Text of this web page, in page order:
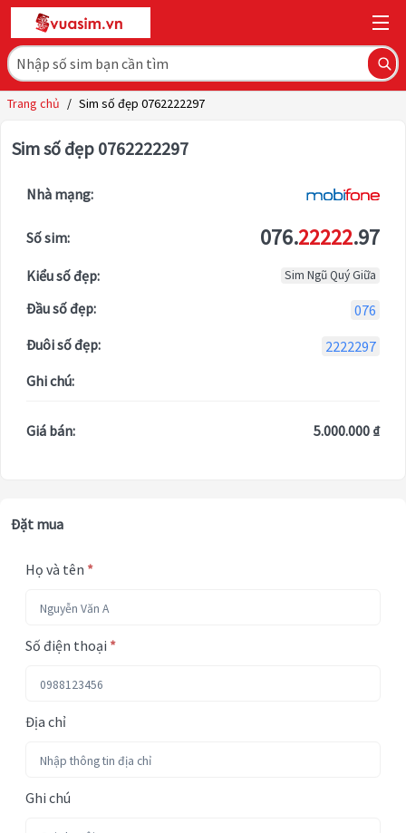
Trang chủ / Sim số đẹp 0762222297
Sim số đẹp 0762222297
Nhà mạng:
Số sim: 076.22222.97
Kiểu số đẹp: Sim Ngũ Quý Giữa
Đầu số đẹp:
076
Đuôi số đẹp:
2222297
Ghi chú:
Giá bán: 5.000.000 ₫
Đặt mua
Họ và tên *
Số điện thoại *
Địa chỉ
Ghi chú